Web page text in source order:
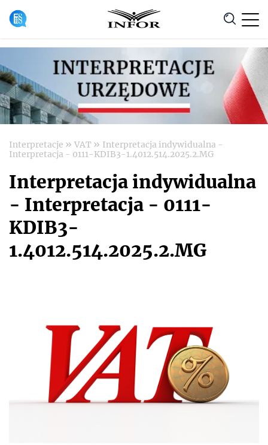
Anuluj
Interpretacje » VAT » Interpretacja indywidualna -
Interpretacja - 0111-KDIB3-1.4012.514.2025.2.MG
Interpretacja indywidualna
- Interpretacja - 0111-
KDIB3-
1.4012.514.2025.2.MG